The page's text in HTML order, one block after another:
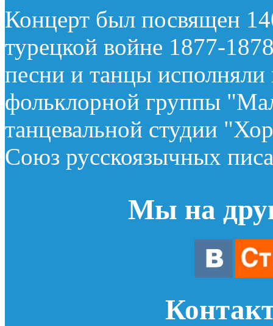
Концерт был посвящен
турецкой войне 1877-
песни и танцы
фольклорной группы
танцевальной студии
Союз русскоязычных
Мы на